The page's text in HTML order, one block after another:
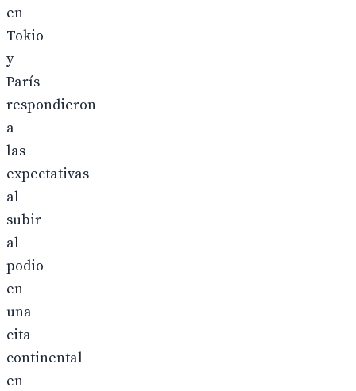
en
Tokio
y
París
respondieron
a
las
expectativas
al
subir
al
podio
en
una
cita
continental
en